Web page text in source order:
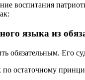
воспитания
языка из
обязательным. Его
остаточному